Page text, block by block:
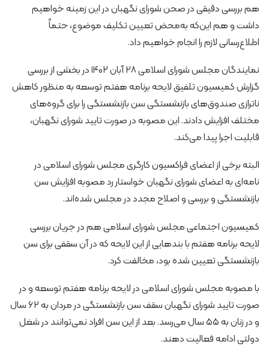
هم بررسی دقیقی در صحن شورای نگهبان در این زمینه خواهیم
داشت و هم این‌که به‌محض تعیین تکلیف موضوع، حتماً
اطلاع‌رسانی لازم را انجام خواهیم داد.
نمایندگان مجلس شورای اسلامی ۲۸ آبان ۱۴۰۲ در بخشی از بررسی
گزارش کمیسیون تلفیق لایحه برنامه هفتم توسعه به منظور کاهش
ناترازی صندوق‌های بازنشستگی سن بازنشستگی را برای گروه‌های
مختلف افزایش دادند. این مصوبه در صورت تایید شورای نگهبان،
قابلیت اجرا پیدا می‌کند.
البته برخی از اعضای فراکسیون کارگری مجلس شورای اسلامی در
نامه‌ای به اعضای شورای نگهبان خواستار رد مصوبه افزایش سن
بازنشستگی و بررسی و اصلاح مجدد در مجلس شده‌اند.
کمیسیون اجتماعی مجلس شورای اسلامی هم در جریان بررسی
لایحه برنامه هفتم با بندهایی از این لایحه که در آن سقفی برای سن
بازنشستگی تعیین شده بود، مخالفت کرد.
با مصوبه مجلس شورای اسلامی در لایحه برنامه هفتم توسعه و در
صورت تایید شورای نگهبان سقف سن بازنشستگی در مردان به ۶۲ سال
و در زنان به ۵۵ سال می‌رسد. بعد از این سن افراد نمی‌توانند در شغل
دولتی ادامه فعالیت دهند.